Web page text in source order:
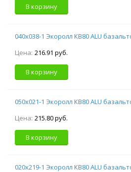
В корзину
040х038-1 Экоролл КВ80 ALU
Цена: 216.91 руб.
В корзину
050х021-1 Экоролл КВ80 ALU
Цена: 215.80 руб.
В корзину
020х219-1 Экоролл КВ80 ALU